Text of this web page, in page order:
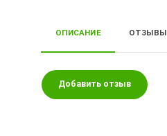
ОПИСАНИЕ ОТЗЫВЫ
Добавить отзыв